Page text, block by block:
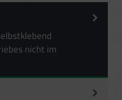
nicht im
abfragen